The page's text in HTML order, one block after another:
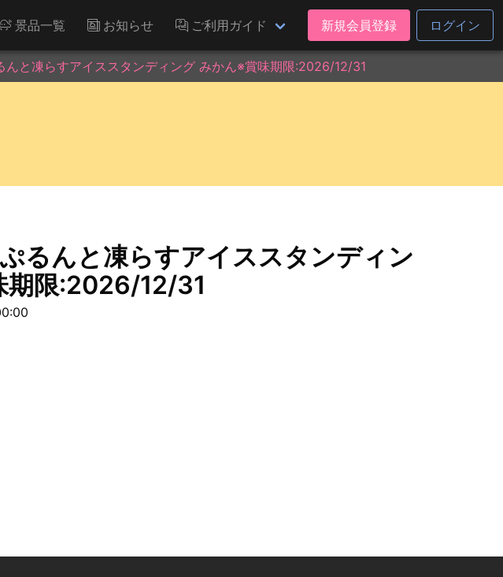
景品一覧 お知らせ ご利用ガイド 新規会員登録 ログイン
んと凍らすアイススタンディング みかん※賞味期限:2026/12/31
ぷるんと凍らすアイススタンディン
期限:2026/12/31